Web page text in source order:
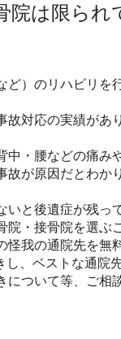
院は限ら
ど）のリハビリを
故対応の実績があ
中・腰などの痛み
故が原因だとわか
と後遺症が残っ
院・接骨院を選ぶ
怪我の通院先を
し、ベストな通院
ついて等、ご相